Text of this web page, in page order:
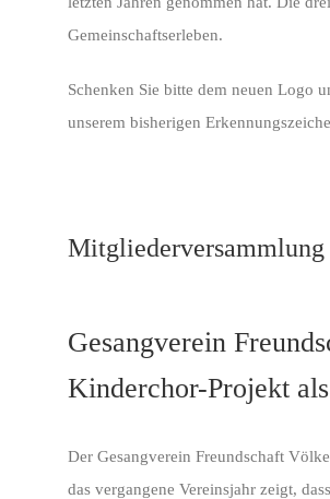
Gemeinschaftserleben.
Schenken Sie bitte dem neuen Logo
unserem bisherigen
Gesangverein
Kinderchor-Projekt
Der Gesangverein Freundschaft
das vergangene Vereinsjahr zeigt,